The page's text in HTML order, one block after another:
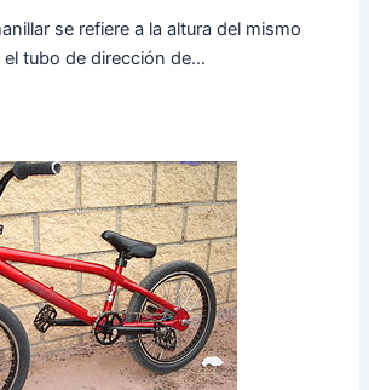
se refiere a la altura del mismo
tubo de dirección de…